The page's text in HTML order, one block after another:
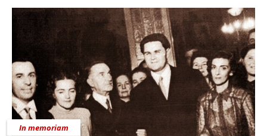
In memoriam